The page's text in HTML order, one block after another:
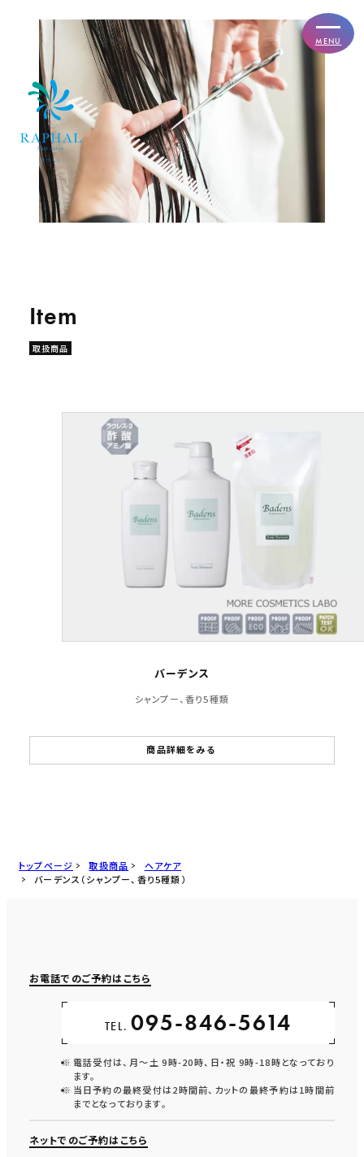
MENU
取扱商品
バーデンス
シャンプー、香り5種類
商品詳細をみる
トップページ 取扱商品
ヘアケア
バーデンス（シャンプー、香り5種類）
お電話でのご予約はこちら
TEL. 095-846-5614
電話受付は、月〜土 9時-20時、日・祝 9時-18時となっており
ます。
当日予約の最終受付は2時間前、カットの最終予約は1時間前
までとなっております。
ネットでのご予約はこちら